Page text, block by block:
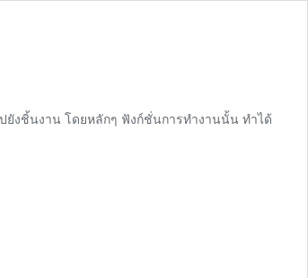
ยังชิ้นงาน โดยหลักๆ ฟังก์ชั่นการทำงานนั้น ทำได้